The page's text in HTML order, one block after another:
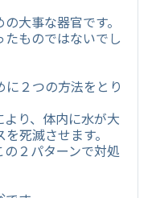
大事な器官です。
たものではないでし
２つの方法をとり
り、体内に水が大
死滅させます。
２パターンで対処